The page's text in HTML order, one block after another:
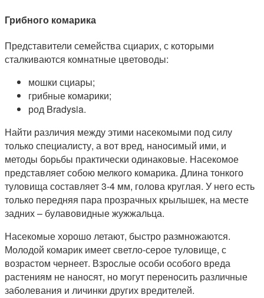
Грибного комарика
Представители семейства сциарих, с которыми
сталкиваются комнатные цветоводы:
мошки сциары;
грибные комарики;
род Bradysia.
Найти различия между этими насекомыми под силу
только специалисту, а вот вред, наносимый ими, и
методы борьбы практически одинаковые. Насекомое
представляет собою мелкого комарика. Длина тонкого
туловища составляет 3-4 мм, голова круглая. У него есть
только передняя пара прозрачных крылышек, на месте
задних – булавовидные жужжальца.
Насекомые хорошо летают, быстро размножаются.
Молодой комарик имеет светло-серое туловище, с
возрастом чернеет. Взрослые особи особого вреда
растениям не наносят, но могут переносить различные
заболевания и личинки других вредителей.